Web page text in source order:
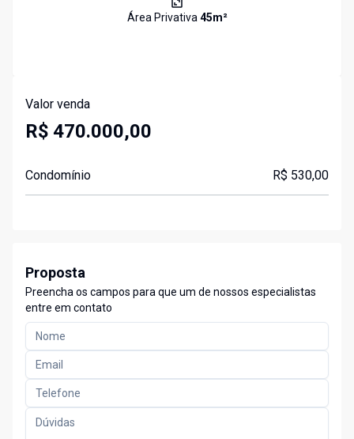
Área Privativa45m²
Valor venda
R$ 470.000,00
Condomínio R$ 530,00
Proposta
Preencha os campos para que um de nossos especialistas
entre em contato